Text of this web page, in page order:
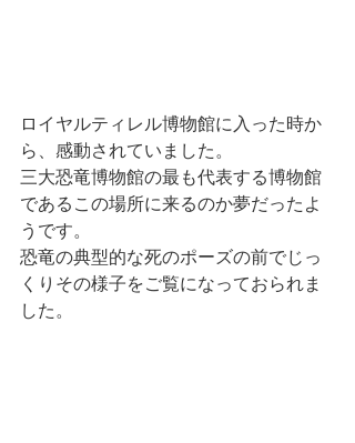
ロイヤルティレル博物館に入った時か
ら、感動されていました。
三大恐竜博物館の最も代表する博物館
であるこの場所に来るのか夢だったよ
うです。
恐竜の典型的な死のポーズの前でじっ
くりその様子をご覧になっておられま
した。